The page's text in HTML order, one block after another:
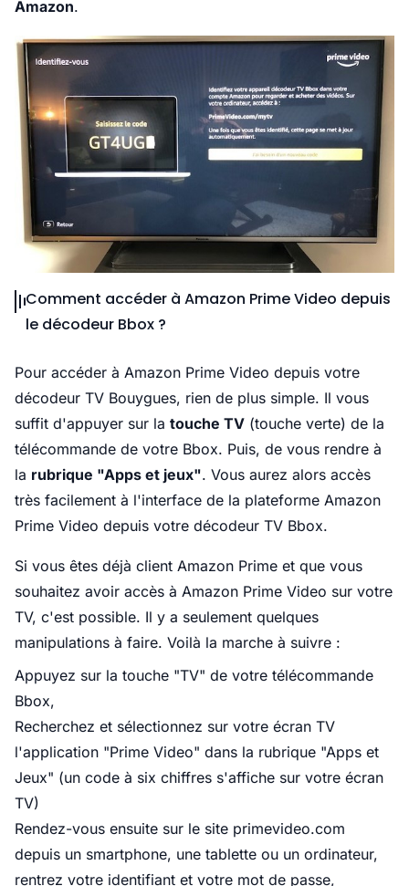
Amazon.
Comment accéder à Amazon Prime Video depuis
le décodeur Bbox ?
Pour accéder à Amazon Prime Video depuis votre
décodeur TV Bouygues, rien de plus simple. Il vous
suffit d'appuyer sur la touche TV (touche verte) de la
télécommande de votre Bbox. Puis, de vous rendre à
la rubrique "Apps et jeux". Vous aurez alors accès
très facilement à l'interface de la plateforme Amazon
Prime Video depuis votre décodeur TV Bbox.
Si vous êtes déjà client Amazon Prime et que vous
souhaitez avoir accès à Amazon Prime Video sur votre
TV, c'est possible. Il y a seulement quelques
manipulations à faire. Voilà la marche à suivre :
Appuyez sur la touche "TV" de votre télécommande
Bbox,
Recherchez et sélectionnez sur votre écran TV
l'application "Prime Video" dans la rubrique "Apps et
Jeux" (un code à six chiffres s'affiche sur votre écran
TV)
Rendez-vous ensuite sur le site primevideo.com
depuis un smartphone, une tablette ou un ordinateur,
rentrez votre identifiant et votre mot de passe,